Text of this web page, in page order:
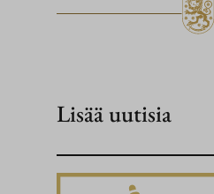
Lisää uutisia